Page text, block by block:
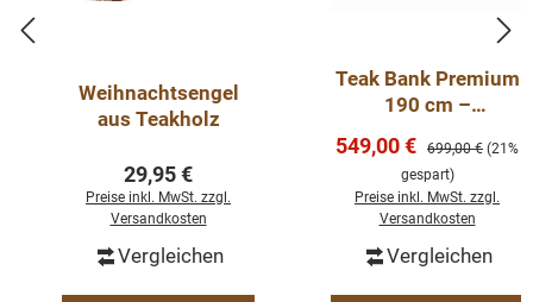
Weihnachtsengel
aus Teakholz
Regulärer Preis:
29,95 €
Preise inkl. MwSt. zzgl.
Versandkosten
Vergleichen
Teak Bank Premium
190 cm –
recyceltem Teakholz
massiv
Verkaufspreis:
549,00 € Regulärer Preis:
699,00 € (21%
gespart)
Preise inkl. MwSt. zzgl.
Versandkosten
Vergleichen